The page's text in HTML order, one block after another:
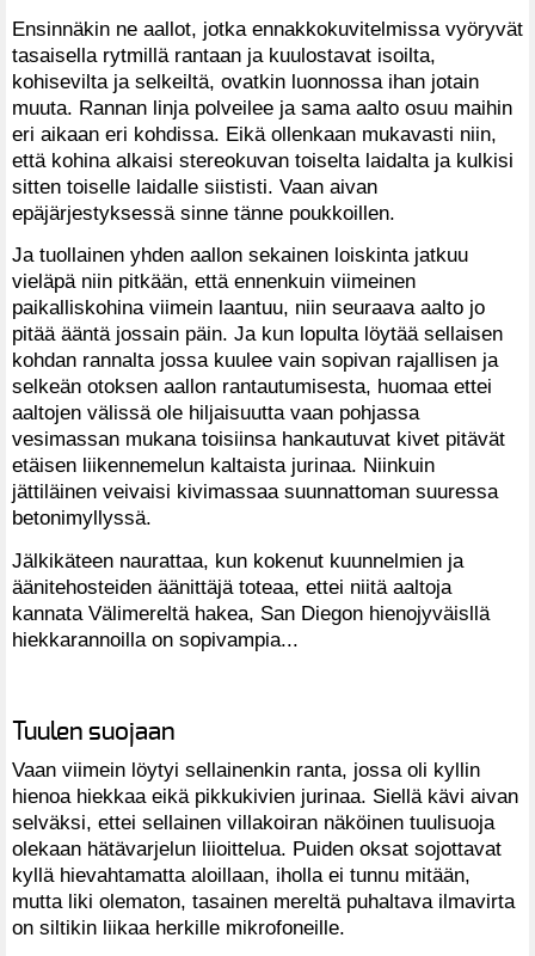
Ensinnäkin ne aallot, jotka ennakkokuvitelmissa vyöryvät
tasaisella rytmillä rantaan ja kuulostavat isoilta,
kohisevilta ja selkeiltä, ovatkin luonnossa ihan jotain
muuta. Rannan linja polveilee ja sama aalto osuu maihin
eri aikaan eri kohdissa. Eikä ollenkaan mukavasti niin,
että kohina alkaisi stereokuvan toiselta laidalta ja kulkisi
sitten toiselle laidalle siististi. Vaan aivan
epäjärjestyksessä sinne tänne poukkoillen.
Ja tuollainen yhden aallon sekainen loiskinta jatkuu
vieläpä niin pitkään, että ennenkuin viimeinen
paikalliskohina viimein laantuu, niin seuraava aalto jo
pitää ääntä jossain päin. Ja kun lopulta löytää sellaisen
kohdan rannalta jossa kuulee vain sopivan rajallisen ja
selkeän otoksen aallon rantautumisesta, huomaa ettei
aaltojen välissä ole hiljaisuutta vaan pohjassa
vesimassan mukana toisiinsa hankautuvat kivet pitävät
etäisen liikennemelun kaltaista jurinaa. Niinkuin
jättiläinen veivaisi kivimassaa suunnattoman suuressa
betonimyllyssä.
Jälkikäteen naurattaa, kun kokenut kuunnelmien ja
äänitehosteiden äänittäjä toteaa, ettei niitä aaltoja
kannata Välimereltä hakea, San Diegon hienojyväisllä
hiekkarannoilla on sopivampia...
Tuulen suojaan
Vaan viimein löytyi sellainenkin ranta, jossa oli kyllin
hienoa hiekkaa eikä pikkukivien jurinaa. Siellä kävi aivan
selväksi, ettei sellainen villakoiran näköinen tuulisuoja
olekaan hätävarjelun liioittelua. Puiden oksat sojottavat
kyllä hievahtamatta aloillaan, iholla ei tunnu mitään,
mutta liki olematon, tasainen mereltä puhaltava ilmavirta
on siltikin liikaa herkille mikrofoneille.